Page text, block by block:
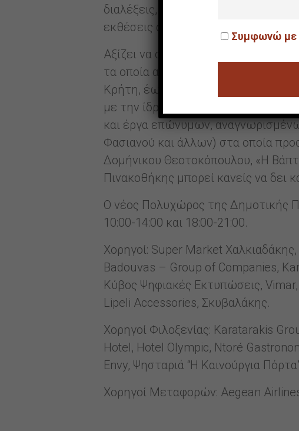
διαλέξεις, ημερίδες, σεμινάρια
εκθέσεις από τη συλλογή έργων
Αξίζει να σημειωθεί ότι η
τα οποία αποτυπώνουν την εξέλιξη
Κρήτη, έως και τις πιο πρόσφατες
με την ίδρυση του Δήμου
και έργα επώνυμων,
Φασιανού και άλλων) στα οποία
Δομήνικου Θεοτοκόπουλου, «Η
Πινακοθήκης μπορεί κανείς να δει
Ο νέος Πολυχώρος της Δημοτικής
10:00-14:00 και 18:00-21:00.
Χορηγοί: Super Market
Badouvas – Group of Companies,
Κύβος Ψηφιακές Εκτυπώσεις,
Lipeli Accessories, Σκυβαλάκης.
Χορηγοί Φιλοξενίας: Karatarakis
Hotel, Hotel Olympic, Ntoré
Envy, Ψησταριά “Η Καινούργια
Χορηγοί Μεταφορών: Aegean
Συμφωνώ με